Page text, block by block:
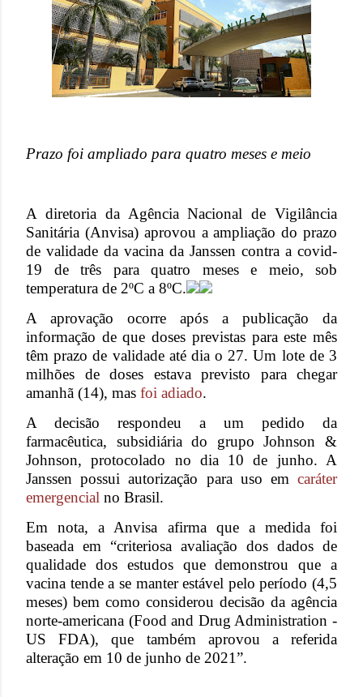
Prazo foi ampliado para quatro meses e meio
A diretoria da Agência Nacional de Vigilância
Sanitária (Anvisa) aprovou a ampliação do prazo
de validade da vacina da Janssen contra a covid-
19 de três para quatro meses e meio, sob
temperatura de 2ºC a 8ºC.
A aprovação ocorre após a publicação da
informação de que doses previstas para este mês
têm prazo de validade até dia o 27. Um lote de 3
milhões de doses estava previsto para chegar
amanhã (14), mas foi adiado.
A decisão respondeu a um pedido da
farmacêutica, subsidiária do grupo Johnson &
Johnson, protocolado no dia 10 de junho. A
Janssen possui autorização para uso em caráter
emergencial no Brasil.
Em nota, a Anvisa afirma que a medida foi
baseada em “criteriosa avaliação dos dados de
qualidade dos estudos que demonstrou que a
vacina tende a se manter estável pelo período (4,5
meses) bem como considerou decisão da agência
norte-americana (Food and Drug Administration -
US FDA), que também aprovou a referida
alteração em 10 de junho de 2021”.